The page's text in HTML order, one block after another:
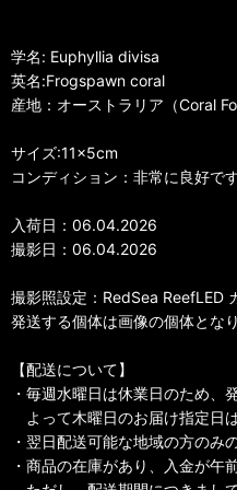
学名: Euphyllia divisa
英名:Frogspawn coral
産地：オーストラリア（Coral
サイズ:11×5cm
コンディション：非常に良好です
入荷日：06.04.2026
撮影日：06.04.2026
撮影照設定：RedSea ReefLED
発送する個体は画像の個体となり
【配送について】
・毎週水曜日は休業日のため、
よって木曜日のお届け指定日
・翌日配送可能な地域の方のみ
・商品の在庫があり、入金が午